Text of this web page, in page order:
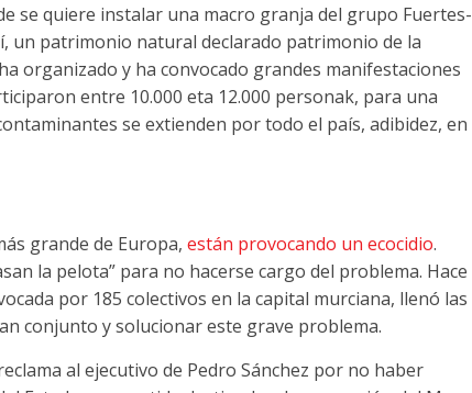
se quiere instalar una macro granja del grupo Fuertes-
, un patrimonio natural declarado patrimonio de la
organizado y ha convocado grandes manifestaciones
entre 10.000 eta 12.000 personak, para una
se extienden por todo el país, adibidez, en
grande de Europa, están provocando un ecocidio.
la pelota” para no hacerse cargo del problema. Hace
por 185 colectivos en la capital murciana, llenó las
conjunto y solucionar este grave problema.
al ejecutivo de Pedro Sánchez por no haber